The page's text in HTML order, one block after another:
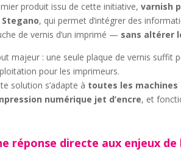
produit issu de cette initiative,varnish
Stegano, qui permet d’intégrer des
de vernis d’un imprimé — sans altérer
majeur : une seule plaque de vernis suffit
pour les imprimeurs.
solution s’adapte à toutes les machines
numérique jet d’encre, et
réponse directe aux enjeux